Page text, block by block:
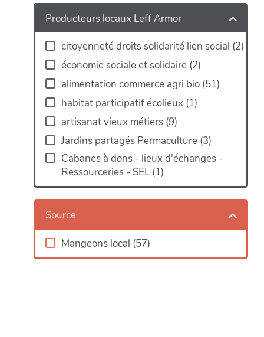
Producteurs locaux Leff Armor
citoyenneté droits solidarité lien social (2)
économie sociale et solidaire (2)
alimentation commerce agri bio (51)
habitat participatif écolieux (1)
artisanat vieux métiers (9)
Jardins partagés Permaculture (3)
Cabanes à dons - lieux d'échanges -
Ressourceries - SEL (1)
Source
Mangeons local (57)